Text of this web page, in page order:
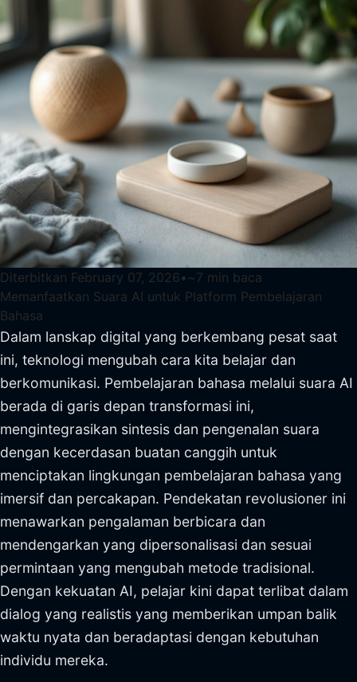
Diterbitkan February 07, 2026• ~ 7 min baca
Memanfaatkan Suara AI untuk Platform Pembelajaran
Bahasa
Dalam lanskap digital yang berkembang pesat saat
ini, teknologi mengubah cara kita belajar dan
berkomunikasi. Pembelajaran bahasa melalui suara AI
berada di garis depan transformasi ini,
mengintegrasikan sintesis dan pengenalan suara
dengan kecerdasan buatan canggih untuk
menciptakan lingkungan pembelajaran bahasa yang
imersif dan percakapan. Pendekatan revolusioner ini
menawarkan pengalaman berbicara dan
mendengarkan yang dipersonalisasi dan sesuai
permintaan yang mengubah metode tradisional.
Dengan kekuatan AI, pelajar kini dapat terlibat dalam
dialog yang realistis yang memberikan umpan balik
waktu nyata dan beradaptasi dengan kebutuhan
individu mereka.